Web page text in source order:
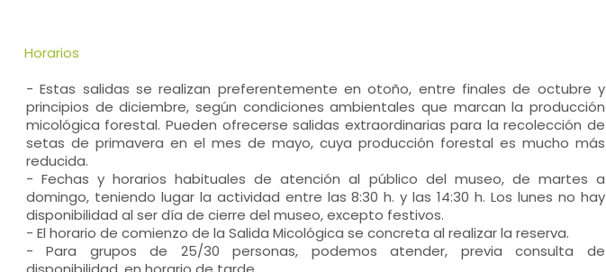
Horarios
- Estas salidas se realizan preferentemente en otoño, entre finales de octubre y
principios de diciembre, según condiciones ambientales que marcan la producción
micológica forestal. Pueden ofrecerse salidas extraordinarias para la recolección de
setas de primavera en el mes de mayo, cuya producción forestal es mucho más
reducida.
- Fechas y horarios habituales de atención al público del museo, de martes a
domingo, teniendo lugar la actividad entre las 8:30 h. y las 14:30 h. Los lunes no hay
disponibilidad al ser día de cierre del museo, excepto festivos.
- El horario de comienzo de la Salida Micológica se concreta al realizar la reserva.
- Para grupos de 25/30 personas, podemos atender, previa consulta de